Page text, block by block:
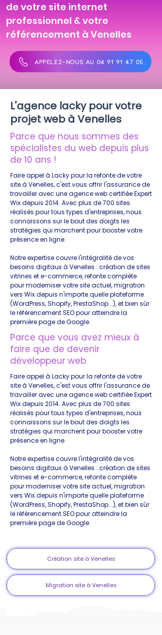
de votre site internet
professionnel & votre
référencement à Venelles
APPELEZ-NOUS AU 04 91 91 47 05
L'agence lacky pour votre
projet web à Venelles
Parce que nous sommes des
spécialistes du web depuis plus
de 10 ans !
Faire appel à Lacky pour la refonte de votre
site à Venelles, c'est vous offrir l'assurance de
travailler avec une agence web certifiée Expert
Wix depuis 2014. Avec plus de 700 sites
réalisés pour tous types d'entreprises, nous
connaissons sur le bout des doigts les
stratégies qui marchent pour booster votre
présence en ligne.
Notre expertise couvre l'intégralité de vos
besoins digitaux à Venelles : création de sites
vitrines et e-commerce, refonte complète
pour moderniser votre site actuel, migration
vers Wix depuis n'importe quelle plateforme
(WordPress, Shopify, PrestaShop...), et bien sûr
le référencement SEO pour atteindre la
première page de Google.
Parce que vous avez mieux à
faire que de devenir
développeur web
Faire appel à Lacky pour la refonte de votre
site à Venelles, c'est vous offrir l'assurance de
travailler avec une agence web certifiée Expert
Wix depuis 2014. Avec plus de 700 sites
réalisés pour tous types d'entreprises, nous
connaissons sur le bout des doigts les
stratégies qui marchent pour booster votre
présence en ligne.
Notre expertise couvre l'intégralité de vos
besoins digitaux à Venelles : création de sites
vitrines et e-commerce, refonte complète
pour moderniser votre site actuel, migration
vers Wix depuis n'importe quelle plateforme
(WordPress, Shopify, PrestaShop...), et bien sûr
le référencement SEO pour atteindre la
première page de Google.
Création site à Venelles
Migration site à Venelles